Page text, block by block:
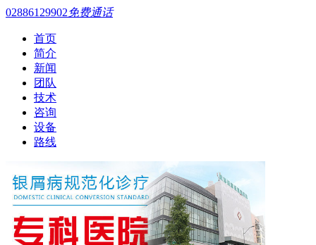
02886129902免费通话
首页
简介
新闻
团队
技术
咨询
设备
路线